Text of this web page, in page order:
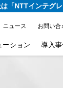
「NTTインテグ
ニュース お問い合
ーション 導入事